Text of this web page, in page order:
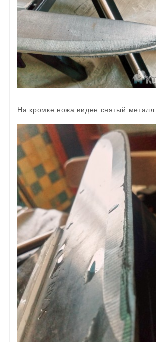
На кромке ножа виден снятый металл.